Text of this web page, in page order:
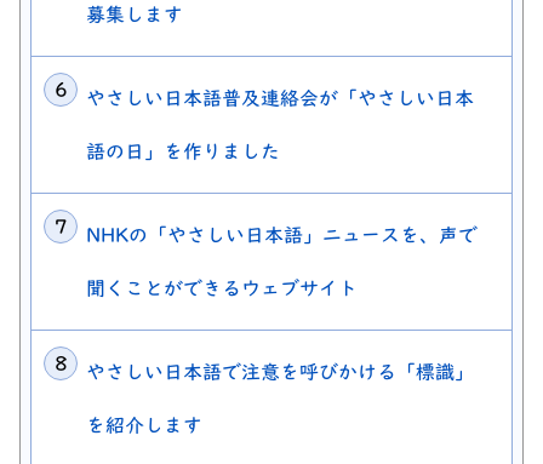
募集します
やさしい日本語普及連絡会が「やさしい日本
語の日」を作りました
NHKの「やさしい日本語」ニュースを、声で
聞くことができるウェブサイト
やさしい日本語で注意を呼びかける「標識」
を紹介します